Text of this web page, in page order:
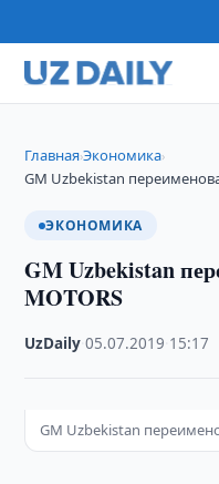
Главная›Экономика›
GM Uzbekistan
ЭКОНОМИКА
GM Uzbekistan
MOTORS
UzDaily ·05.07.2019 15:17
GM Uzbekistan